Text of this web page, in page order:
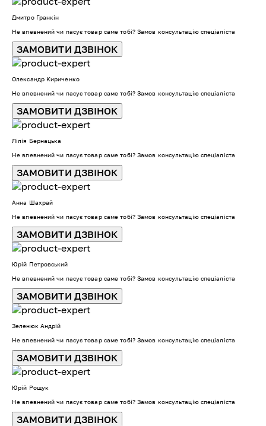
Дмитро Гранкін
Не впевнений чи пасує товар саме тобі? Замов консультацію спеціаліста
ЗАМОВИТИ ДЗВІНОК
Олександр Кириченко
Не впевнений чи пасує товар саме тобі? Замов консультацію спеціаліста
ЗАМОВИТИ ДЗВІНОК
Лілія Бернацька
Не впевнений чи пасує товар саме тобі? Замов консультацію спеціаліста
ЗАМОВИТИ ДЗВІНОК
Анна Шахрай
Не впевнений чи пасує товар саме тобі? Замов консультацію спеціаліста
ЗАМОВИТИ ДЗВІНОК
Юрій Петровський
Не впевнений чи пасує товар саме тобі? Замов консультацію спеціаліста
ЗАМОВИТИ ДЗВІНОК
Зеленюк Андрій
Не впевнений чи пасує товар саме тобі? Замов консультацію спеціаліста
ЗАМОВИТИ ДЗВІНОК
Юрій Рощук
Не впевнений чи пасує товар саме тобі? Замов консультацію спеціаліста
ЗАМОВИТИ ДЗВІНОК